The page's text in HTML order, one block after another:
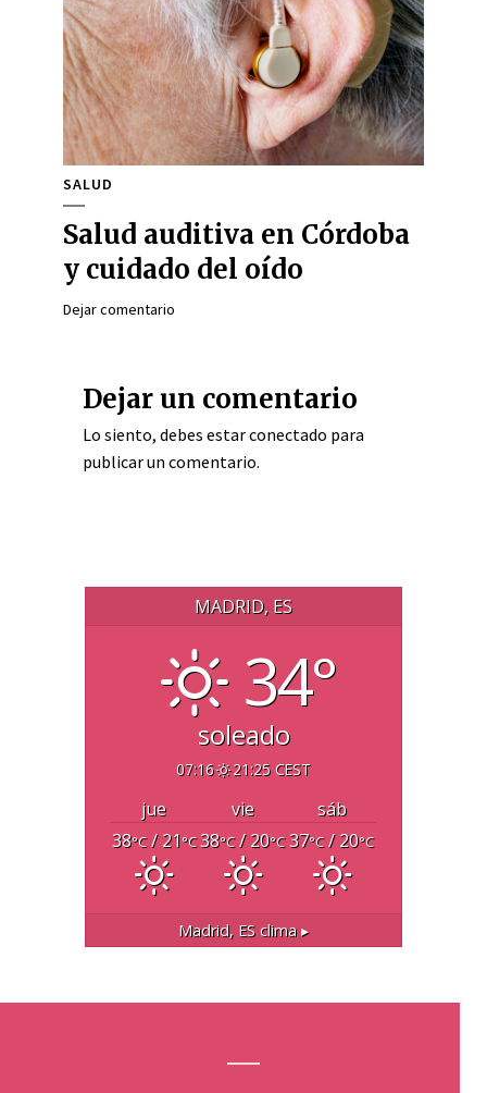
SALUD
Salud auditiva en Córdoba
y cuidado del oído
Dejar comentario
Dejar un comentario
Lo siento, debes estarconectado para
publicar un comentario.
MADRID, ES
34°
soleado
07:16 21:25 CEST
jue vie
sáb
38°C/ 21°C38°C/ 20°C 37°C/ 20°C
Madrid, ES clima ▸